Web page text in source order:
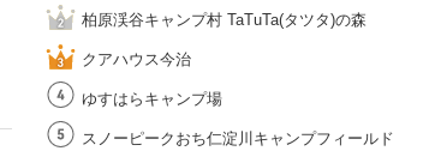
柏原渓谷キャンプ村 TaTuTa(タツタ)の森
クアハウス今治
ゆすはらキャンプ場
スノーピークおち仁淀川キャンプフィールド